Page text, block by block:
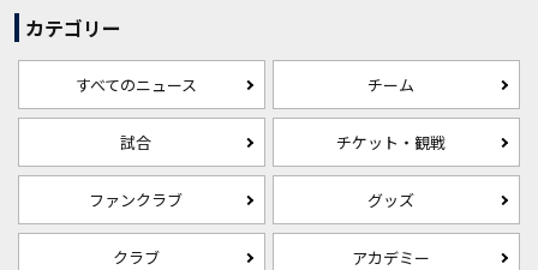
カテゴリー
すべてのニュース チーム
試合 チケット・観戦
ファンクラブ グッズ
クラブ アカデミー